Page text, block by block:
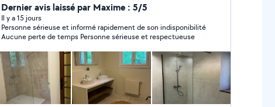
geothermie et le sanitaire . J ´interviens pour la
réparation de simple fuite à la création de salle de bain
ou d'installation plomberie chauffage et sanitaire
complète . Ma passion pour mon travail vous garantira
un travail propre , soigné,de qualité supérieur Nous
vous proposons également la rénovation total de votre
appartement ou votre villa ( plomberie , chauffage ,
électricité , Placo plâtre et petite maçonnerie ) Ainsi
que le suivi méticuleux de votre chantier Devis gratuit
Dernier avis laissé par Maxime : 5/5
Il y a 15 jours
Personne sérieuse et informé rapidement de son indisponibilité
Aucune perte de temps Personne sérieuse et respectueuse